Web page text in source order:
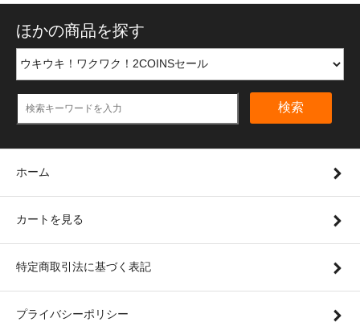
ほかの商品を探す
検索
ホーム
カートを見る
特定商取引法に基づく表記
プライバシーポリシー